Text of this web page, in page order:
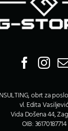
obrt za
vl. Edita Vasiljević
Vida Došena 44,
OIB: 36170187714